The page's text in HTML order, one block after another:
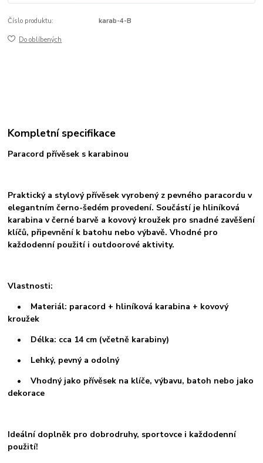
Číslo produktu: karab-4-B
Do oblíbených
Kompletní specifikace
Paracord přívěsek s karabinou
Praktický a stylový přívěsek vyrobený z pevného paracordu v
elegantním černo-šedém provedení. Součástí je hliníková
karabina v černé barvě a kovový kroužek pro snadné zavěšení
klíčů, připevnění k batohu nebo výbavě. Vhodné pro
každodenní použití i outdoorové aktivity.
Vlastnosti:
• Materiál: paracord + hliníková karabina + kovový
kroužek
• Délka: cca 14 cm (včetně karabiny)
• Lehký, pevný a odolný
• Vhodný jako přívěsek na klíče, výbavu, batoh nebo jako
dekorace
Ideální doplněk pro dobrodruhy, sportovce i každodenní
použití!